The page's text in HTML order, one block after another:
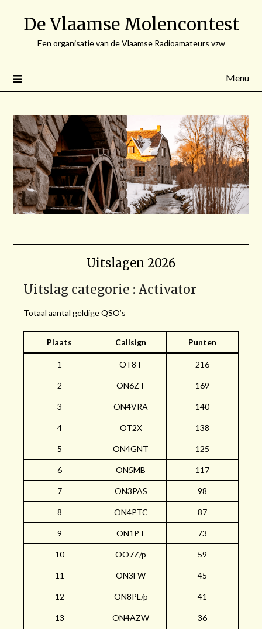
De Vlaamse Molencontest
Een organisatie van de Vlaamse Radioamateurs vzw
Menu
Uitslagen 2026
Uitslag categorie : Activator
Totaal aantal geldige QSO’s
Plaats Callsign Punten
1 OT8T 216
2 ON6ZT 169
3 ON4VRA 140
4 OT2X 138
5 ON4GNT 125
6 ON5MB 117
7 ON3PAS 98
8 ON4PTC 87
9 ON1PT 73
10 OO7Z/p 59
11 ON3FW 45
12 ON8PL/p 41
13 ON4AZW 36